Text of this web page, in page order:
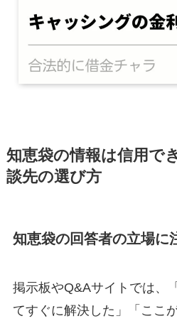
知恵袋の情報は信用で
談先の選び方
知恵袋の回答者の立場に
掲示板やQ&Aサイトでは、
てすぐに解決した」「ここ